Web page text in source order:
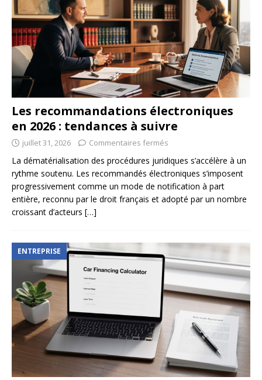
Les recommandations électroniques
en 2026 : tendances à suivre
juillet 31, 2026 Commentaires fermés
La dématérialisation des procédures juridiques s’accélère à un
rythme soutenu. Les recommandés électroniques s’imposent
progressivement comme un mode de notification à part
entière, reconnu par le droit français et adopté par un nombre
croissant d’acteurs […]
ENTREPRISE